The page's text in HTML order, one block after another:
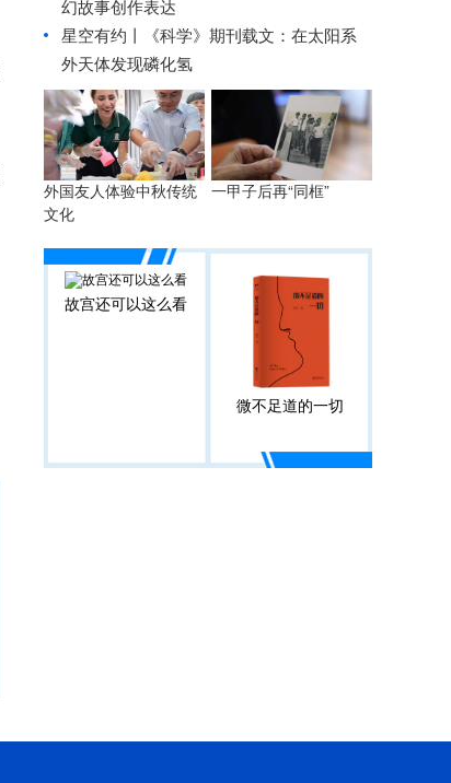
幻故事创作表达
星空有约丨
《科学》期刊载文：在太阳系
外天体发现磷化氢
外国友人体验中秋传统
文化
一甲子后再“同框”
故宫还可以这么看
微不足道的一切